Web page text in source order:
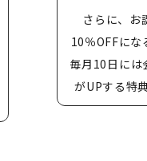
さらに、お
10％OFFにな
毎月10日には
がUPする特